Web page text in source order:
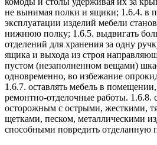
не вынимая полки и ящики; 1.6.4. в
эксплуатации изделий мебели
нижнюю полку; 1.6.5. выдвигать
отделений для хранения за одну
ящика и выхода из строя
пустом (незаполненном вещами)
одновременно, во избежание
1.6.7. оставлять мебель в помещении,
ремонтно-отделочные работы. 1.6.8.
осторожным с острыми, жесткими,
щетками, песком, металлическими
способными повредить отделанную